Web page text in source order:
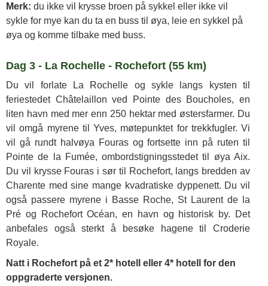
Merk: du ikke vil krysse broen på sykkel eller ikke vil
sykle for mye kan du ta en buss til øya, leie en sykkel på
øya og komme tilbake med buss.
Dag 3 - La Rochelle - Rochefort (55 km)
Du vil forlate La Rochelle og sykle langs kysten til
feriestedet Châtelaillon ved Pointe des Boucholes, en
liten havn med mer enn 250 hektar med østersfarmer. Du
vil omgå myrene til Yves, møtepunktet for trekkfugler. Vi
vil gå rundt halvøya Fouras og fortsette inn på ruten til
Pointe de la Fumée, ombordstigningsstedet til øya Aix.
Du vil krysse Fouras i sør til Rochefort, langs bredden av
Charente med sine mange kvadratiske dyppenett. Du vil
også passere myrene i Basse Roche, St Laurent de la
Pré og Rochefort Océan, en havn og historisk by. Det
anbefales også sterkt å besøke hagene til Croderie
Royale.
Natt i Rochefort på et 2* hotell eller 4* hotell for den
oppgraderte versjonen.